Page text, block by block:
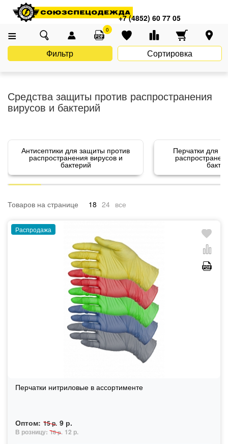
+7 (4852) 60 77 05
0
Главная Каталог
Средства индивидуальной защиты (СИЗ)
Средства защиты против распространения вирусов и бактерий
Средства защиты против распространения
вирусов и бактерий
Антисептики для защиты против
распространения вирусов и
бактерий
Перчатки для
Фильтр Сортировка
Товаров на странице 18 24 все
Распродажа
Перчатки нитриловые в ассортименте
Оптом: 15 р. 9 р.
В розницу: 18 р. 12 р.